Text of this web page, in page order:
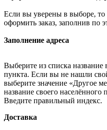
Если вы уверены в выборе, то
оформить заказ, заполнив по
Заполнение адреса
Выберите из списка название
пункта. Если вы не нашли
выберите значение «Другое
название своего населённого
Введите правильный индекс.
Доставка